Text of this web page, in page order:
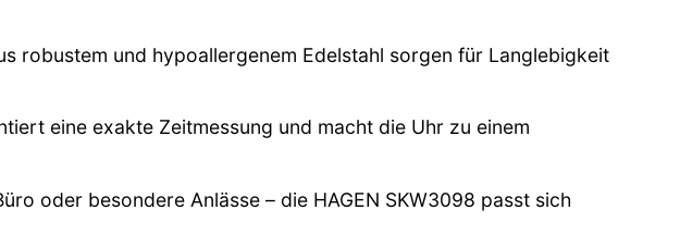
robustem und hypoallergenem Edelstahl sorgen für Langlebigkeit
eine exakte Zeitmessung und macht die Uhr zu einem
oder besondere Anlässe – die HAGEN SKW3098 passt sich